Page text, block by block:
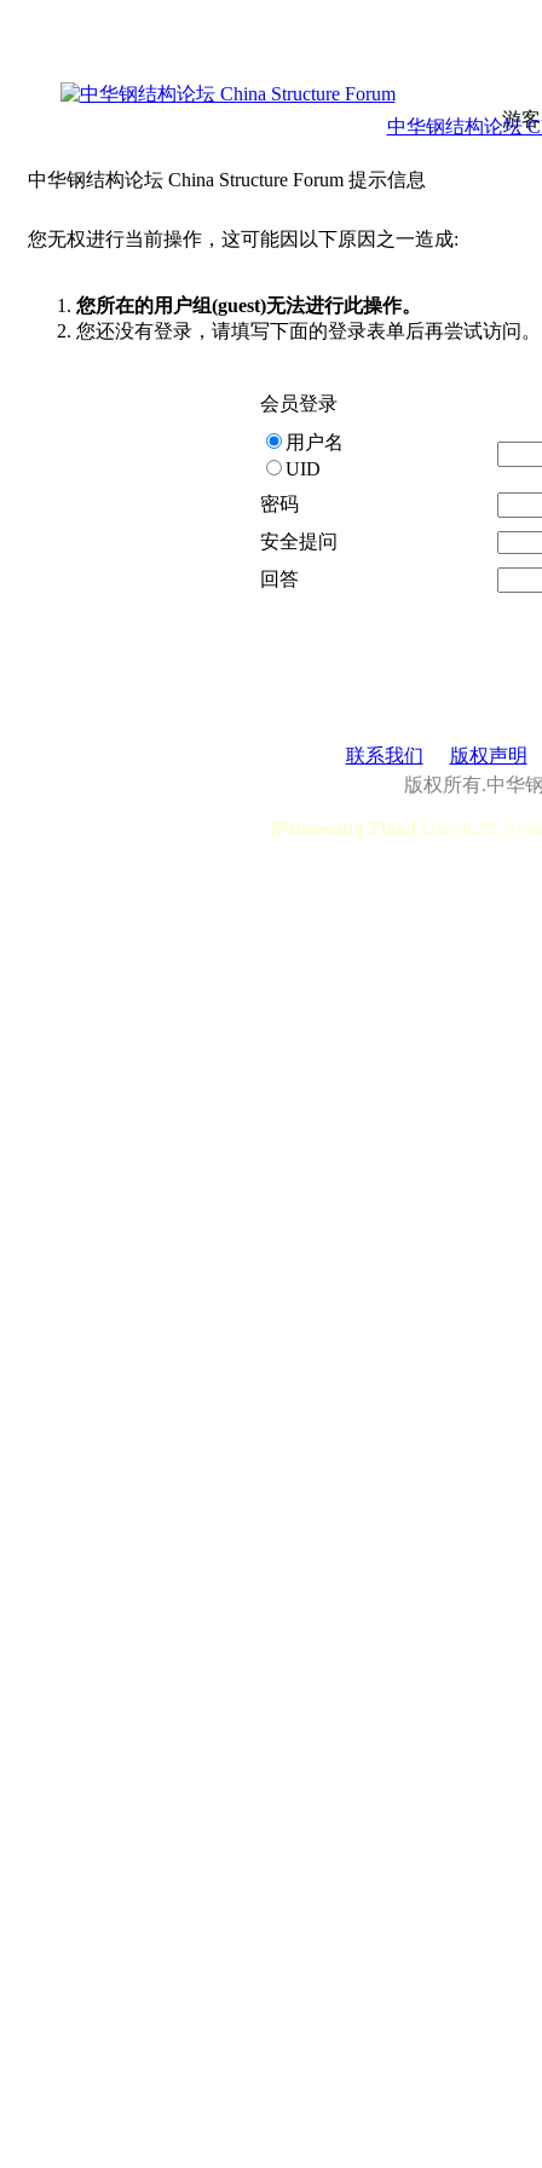
游
中华钢结构论坛
中华钢结构论坛 China Structure Forum 提示信息
您无权进行当前操作，这可能因以下原因之一造成:
您所在的用户组(guest)无法进行此操作。
您还没有登录，请填写下面的登录表单后再尝试访问。
会员登录
用户名
UID
密码
安全提问
回答
联系我们
版权声明
版权所有.中华
[Processing Time] User:0.28,